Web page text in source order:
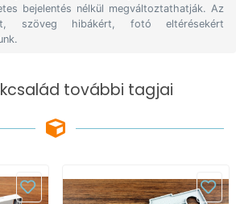
bejelentés nélkül megváltoztathatják. Az
szöveg hibákért, fotó eltérésekért
további tagjai